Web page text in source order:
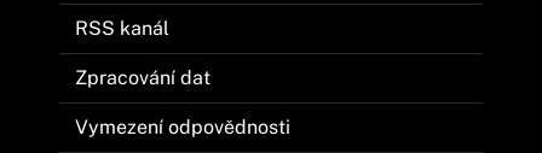
RSS kanál
Zpracování dat
Vymezení odpovědnosti